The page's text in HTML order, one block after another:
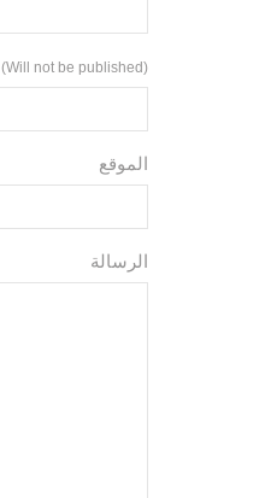
(Will not be published)
الموقع
الرسالة